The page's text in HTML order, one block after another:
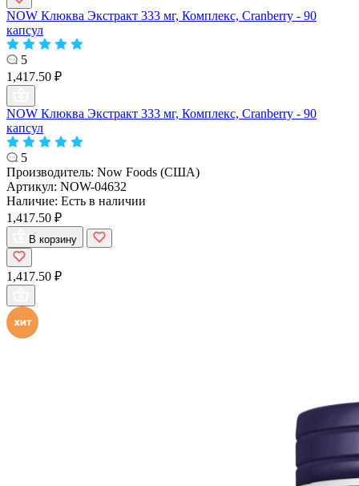
NOW Клюква Экстракт 333 мг, Комплекс, Cranberry - 90
капсул
5
1,417.50 ₽
NOW Клюква Экстракт 333 мг, Комплекс, Cranberry - 90
капсул
5
Производитель: Now Foods (США)
Артикул: NOW-04632
Наличие: Есть в наличии
1,417.50 ₽
В корзину
1,417.50 ₽